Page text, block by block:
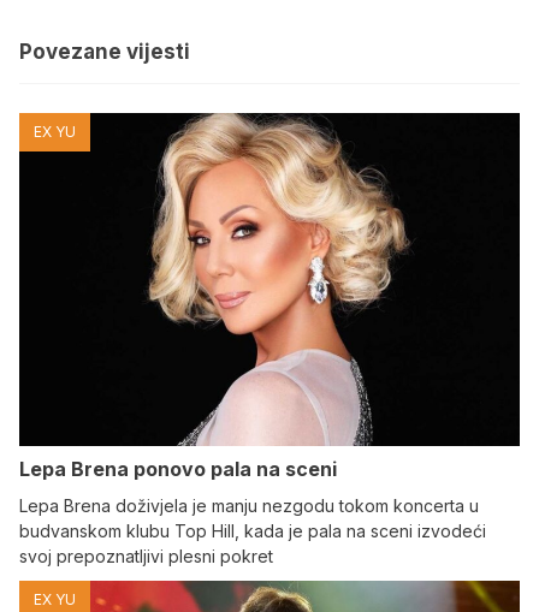
Povezane vijesti
EX YU
Lepa Brena ponovo pala na sceni
Lepa Brena doživjela je manju nezgodu tokom koncerta u
budvanskom klubu Top Hill, kada je pala na sceni izvodeći
svoj prepoznatljivi plesni pokret
EX YU